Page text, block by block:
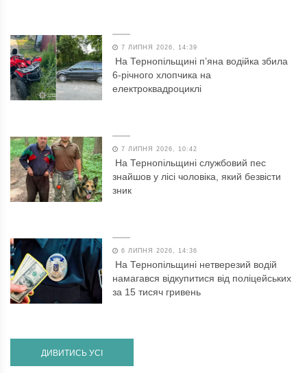
7 ЛИПНЯ 2026, 14:39
На Тернопільщині п’яна водійка збила
6-річного хлопчика на
електроквадроциклі
7 ЛИПНЯ 2026, 10:42
На Тернопільщині службовий пес
знайшов у лісі чоловіка, який безвісти
зник
6 ЛИПНЯ 2026, 14:36
На Тернопільщині нетверезий водій
намагався відкупитися від поліцейських
за 15 тисяч гривень
ДИВИТИСЬ УСІ